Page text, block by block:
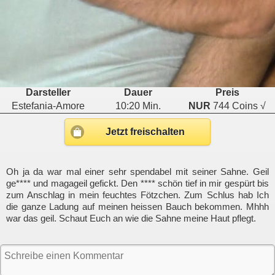
Darsteller Dauer
Preis
Estefania-Amore
10:20 Min. NUR 744 Coins √
Jetzt freischalten
Oh ja da war mal einer sehr spendabel mit seiner Sahne. Geil
ge**** und magageil gefickt. Den **** schön tief in mir gespürt bis
zum Anschlag in mein feuchtes Fötzchen. Zum Schlus hab Ich
die ganze Ladung auf meinen heissen Bauch bekommen. Mhhh
war das geil. Schaut Euch an wie die Sahne meine Haut pflegt.